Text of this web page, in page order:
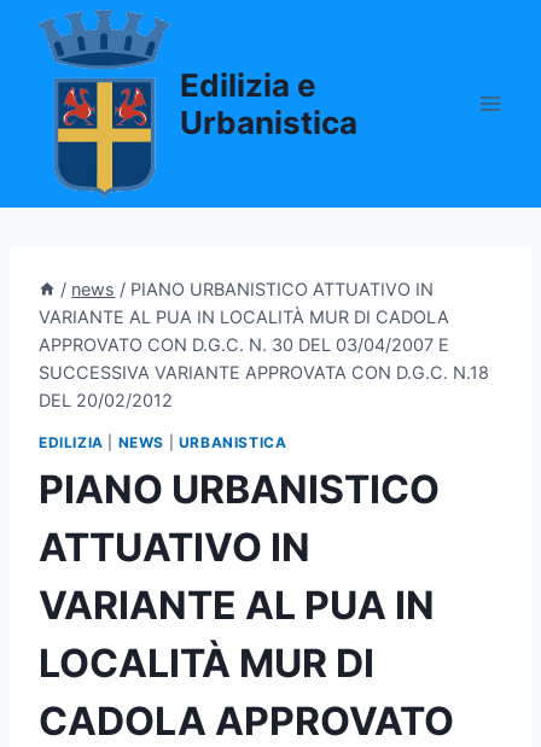
Salta
contenuto
Edilizia e
Urbanistica
/ news / PIANO URBANISTICO ATTUATIVO IN
VARIANTE AL PUA IN LOCALITÀ MUR DI CADOLA
APPROVATO CON D.G.C. N. 30 DEL 03/04/2007 E
SUCCESSIVA VARIANTE APPROVATA CON D.G.C. N.18
DEL 20/02/2012
EDILIZIA NEWS URBANISTICA
PIANO URBANISTICO
ATTUATIVO IN
VARIANTE AL PUA IN
LOCALITÀ MUR DI
CADOLA APPROVATO